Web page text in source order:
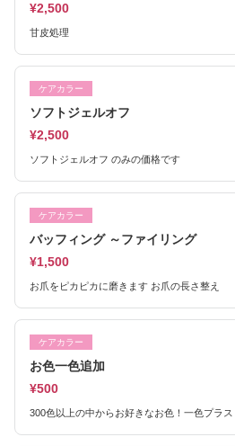
¥2,500
甘皮処理
ケアカラー
ソフトジェルオフ
¥2,500
ソフトジェルオフ のみの価格です
ケアカラー
バッフィング ～ファイリング
¥1,500
お爪をピカピカに磨きます お爪の長さ整え
ケアカラー
お色一色追加
¥500
300色以上の中からお好きなお色！一色プラス